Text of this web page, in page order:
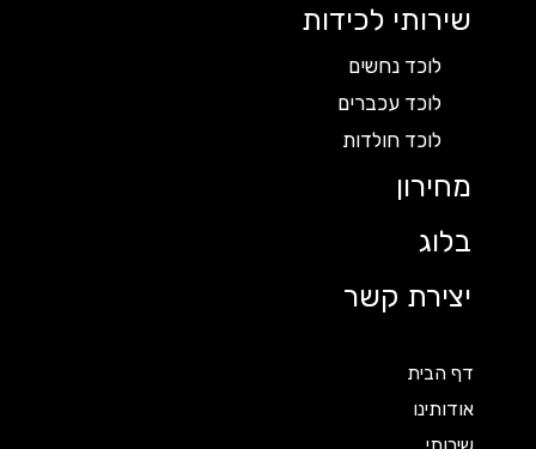
שירותי לכידות
לוכד נחשים
לוכד עכברים
לוכד חולדות
מחירון
בלוג
יצירת קשר
דף הבית
אודותינו
שירותי